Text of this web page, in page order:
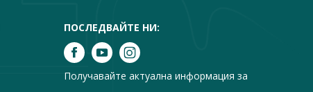
ПОСЛЕДВАЙТЕ НИ:
Получавайте актуална информация за